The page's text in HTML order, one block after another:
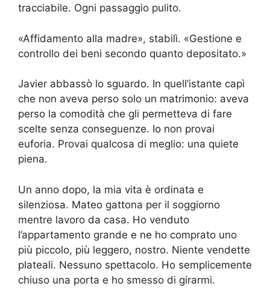
tracciabile. Ogni passaggio pulito.
«Affidamento alla madre», stabilì. «Gestione e
controllo dei beni secondo quanto depositato.»
Javier abbassò lo sguardo. In quell’istante capì
che non aveva perso solo un matrimonio: aveva
perso la comodità che gli permetteva di fare
scelte senza conseguenze. Io non provai
euforia. Provai qualcosa di meglio: una quiete
piena.
Un anno dopo, la mia vita è ordinata e
silenziosa. Mateo gattona per il soggiorno
mentre lavoro da casa. Ho venduto
l’appartamento grande e ne ho comprato uno
più piccolo, più leggero, nostro. Niente vendette
plateali. Nessuno spettacolo. Ho semplicemente
chiuso una porta e ho smesso di girarmi.